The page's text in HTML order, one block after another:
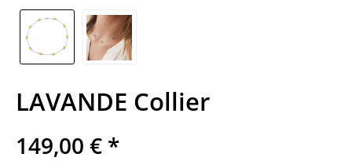
LAVANDE Collier
149,00 € *